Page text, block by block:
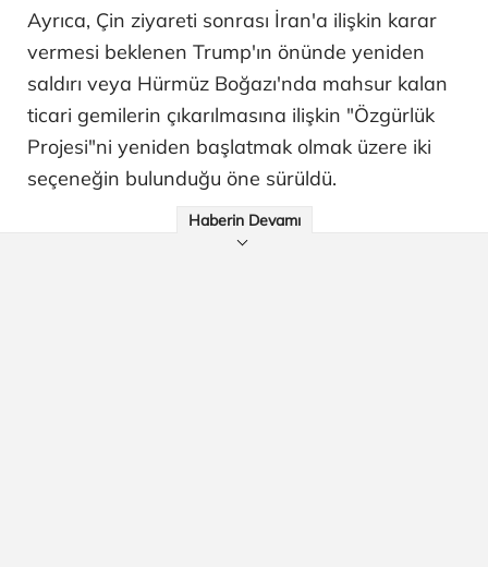
Ayrıca, Çin ziyareti sonrası İran'a ilişkin karar
vermesi beklenen Trump'ın önünde yeniden
saldırı veya Hürmüz Boğazı'nda mahsur kalan
ticari gemilerin çıkarılmasına ilişkin "Özgürlük
Projesi"ni yeniden başlatmak olmak üzere iki
seçeneğin bulunduğu öne sürüldü.
Haberin Devamı